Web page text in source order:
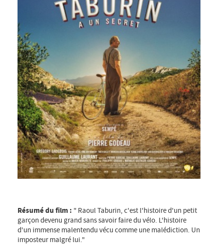
Résumé du film : " Raoul Taburin, c'est l'histoire d'un petit
garçon devenu grand sans savoir faire du vélo. L'histoire
d'un immense malentendu vécu comme une malédiction. Un
imposteur malgré lui."